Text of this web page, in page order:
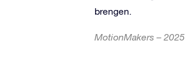
brengen.
MotionMakers – 2025